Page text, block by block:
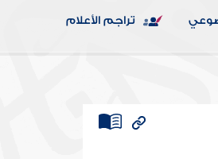
تراجم الأعلام